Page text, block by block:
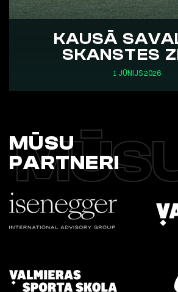
KAUSĀ
SKANSTES
1 JŪNIJS 2026
MŪSU
PARTNERI